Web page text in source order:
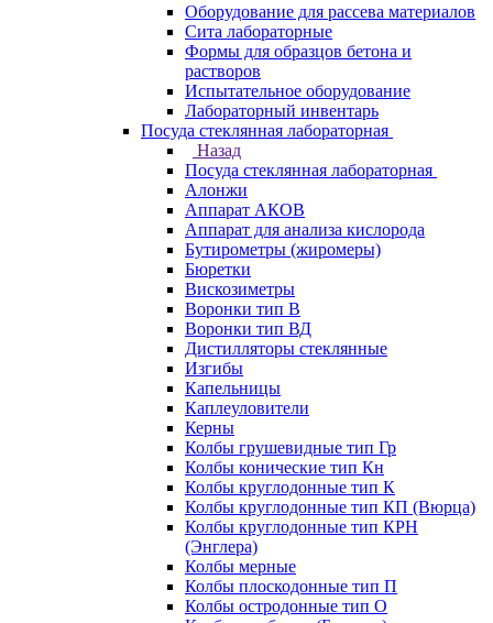
Оборудование для рассева материалов
Сита лабораторные
Формы для образцов бетона и
растворов
Испытательное оборудование
Лабораторный инвентарь
Посуда стеклянная лабораторная
Назад
Посуда стеклянная лабораторная
Алонжи
Аппарат АКОВ
Аппарат для анализа кислорода
Бутирометры (жиромеры)
Бюретки
Вискозиметры
Воронки тип В
Воронки тип ВД
Дистилляторы стеклянные
Изгибы
Капельницы
Каплеуловители
Керны
Колбы грушевидные тип Гр
Колбы конические тип Кн
Колбы круглодонные тип К
Колбы круглодонные тип КП (Вюрца)
Колбы круглодонные тип КРН
(Энглера)
Колбы мерные
Колбы плоскодонные тип П
Колбы остродонные тип О